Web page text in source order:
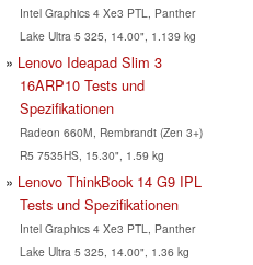
Intel Graphics 4 Xe3 PTL, Panther
Lake Ultra 5 325, 14.00", 1.139 kg
Lenovo Ideapad Slim 3
16ARP10 Tests und
Spezifikationen
Radeon 660M, Rembrandt (Zen 3+)
R5 7535HS, 15.30", 1.59 kg
Lenovo ThinkBook 14 G9 IPL
Tests und Spezifikationen
Intel Graphics 4 Xe3 PTL, Panther
Lake Ultra 5 325, 14.00", 1.36 kg